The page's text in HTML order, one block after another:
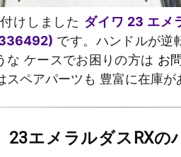
けしました ダイワ 23 エメ
です。ハンドルが逆
ケースでお困りの方は お
ペアパーツも 豊富に在庫が
23エメラルダスRX